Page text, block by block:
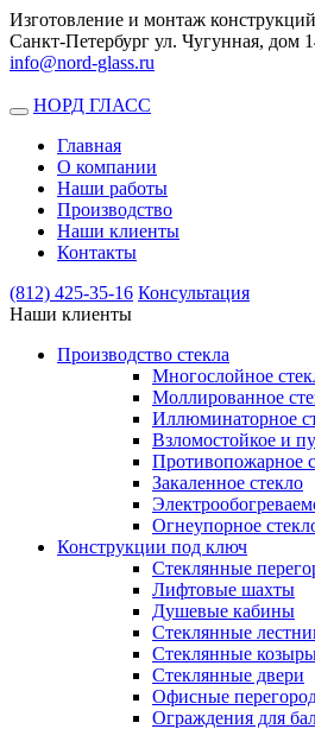
Изготовление и монтаж конструкций
Санкт-Петербург ул. Чугунная, дом
info@nord-glass.ru
Toggle
navigation
НОРД ГЛАСС
Главная
О компании
Наши работы
Производство
Наши клиенты
Контакты
(812) 425-35-16 Консультация
Наши клиенты
Производство стекла
Многослойное
Моллированное
Иллюминаторное
Взломостойкое и
Противопожарное
Закаленное стекло
Огнеупорное
Конструкции под ключ
Стеклянные
Лифтовые шахты
Душевые кабины
Cтеклянные
Cтеклянные
Cтеклянные двери
Офисные
Ограждения для